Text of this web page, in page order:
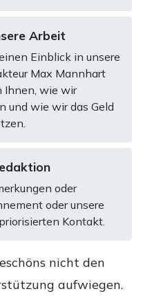
Arbeit
Einblick in unsere
Max Mannhart
Ihnen, wie wir
und wie wir das Geld
oder
oder unsere
Kontakt.
nicht den
aufwiegen.